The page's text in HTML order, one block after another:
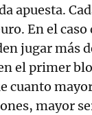
apuesta.
En el caso
jugar más
el primer
cuanto
mayor